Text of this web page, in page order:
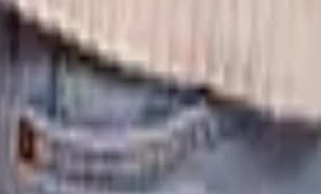
% Willkommensrabatt sichern.